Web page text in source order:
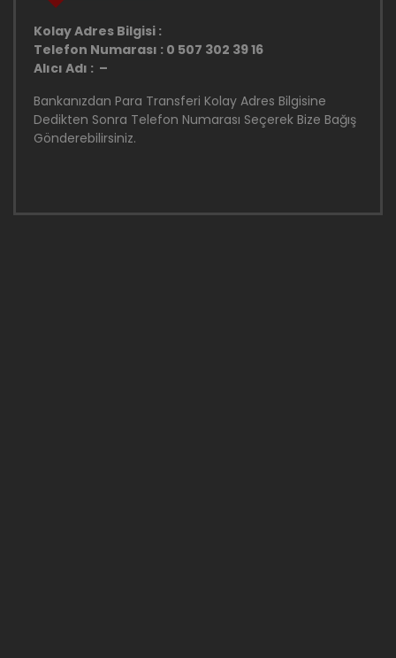
Kolay Adres Bilgisi :
Telefon Numarası : 0 507 302 39 16
Alıcı Adı : –
Bankanızdan Para Transferi Kolay Adres Bilgisine
Dedikten Sonra Telefon Numarası Seçerek Bize Bağış
Gönderebilirsiniz.